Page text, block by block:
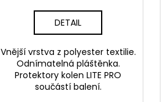
DETAIL
Vnější vrstva z polyester textilie.
Odnímatelná pláštěnka.
Protektory kolen LITE PRO
součástí balení.